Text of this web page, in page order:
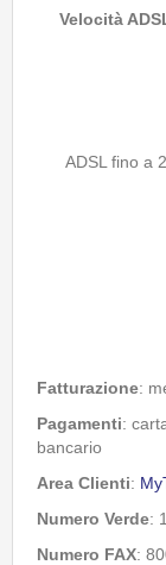
Velocità
ADSL fino a
Fatturazione:
Pagamenti:
bancario
Area Clienti:
Numero Verde:
Numero FAX: